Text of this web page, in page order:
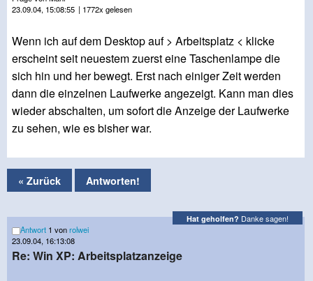
23.09.04, 15:08:55 | 1772x gelesen
Wenn ich auf dem Desktop auf > Arbeitsplatz < klicke
erscheint seit neuestem zuerst eine Taschenlampe die
sich hin und her bewegt. Erst nach einiger Zeit werden
dann die einzelnen Laufwerke angezeigt. Kann man dies
wieder abschalten, um sofort die Anzeige der Laufwerke
zu sehen, wie es bisher war.
« Zurück Antworten!
Hat geholfen? Danke sagen!
Antwort 1 vonrolwei
23.09.04, 16:13:08
Re: Win XP: Arbeitsplatzanzeige